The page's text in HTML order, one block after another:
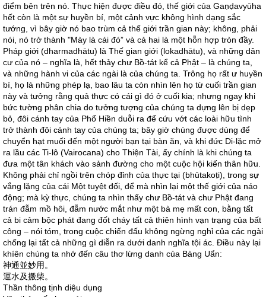
điểm bên trên nó. Thực hiện được điều đó, thế giới của Gaṇḍavyūha
hết còn là một sự huyền bí, một cảnh vực không hình dạng sắc
tướng, vì bây giờ nó bao trùm cả thế giới trần gian này; không, phải
nói, nó trở thành "Mày là cái đó” và cả hai là một hỗn hợp tròn đầy.
Pháp giới (dharmadhātu) là Thế gian giới (lokadhātu), và những dân
cư của nó – nghĩa là, hết thảy chư Bồ-tát kể cả Phật – là chúng ta,
và những hành vi của các ngài là của chúng ta. Trông họ rất ư huyền
bí, họ là những phép lạ, bao lâu ta còn nhìn lên họ từ cuối trần gian
này và tưởng rằng quả thực có cái gì đó ở cuối kia; nhưng ngay khi
bức tường phân chia do tưởng tượng của chúng ta dựng lên bị dẹp
bỏ, đôi cánh tay của Phổ Hiền duỗi ra để cứu vớt các loài hữu tình
trở thành đôi cánh tay của chúng ta; bây giờ chúng được dùng để
chuyển hạt muối đến một người bạn tại bàn ăn, và khi đức Di-lặc mở
ra lầu các Ti-lô (Vairocana) cho Thiện Tài, ấy chính là khi chúng ta
đưa một tân khách vào sảnh đường cho một cuộc hội kiến thân hữu.
Không phải chỉ ngồi trên chóp đỉnh của thực tại (bhūtakoṭi), trong sự
vắng lặng của cái Một tuyệt đối, để mà nhìn lại một thế giới của náo
động; mà kỳ thực, chúng ta nhìn thấy chư Bồ-tát và chư Phật đang
trán đẫm mồ hôi, đẫm nước mắt như một bà mẹ mất con, bằng tất
cả bi cảm bộc phát đang đốt cháy tất cả thiên hình vạn trạng của bất
công – nói tóm, trong cuộc chiến đấu không ngừng nghỉ của các ngài
chống lại tất cả những gì diễn ra dưới danh nghĩa tội ác. Điều này lại
khíên chúng ta nhớ đến câu thơ lừng danh của Bàng Uẩn:
神通並妙用。
運水及搬柴。
Thần thông tịnh diệu dụng